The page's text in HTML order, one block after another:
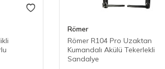
Römer
Römer R104 Pro Uzaktan
Kumandalı Akülü Tekerlekli
Sandalye